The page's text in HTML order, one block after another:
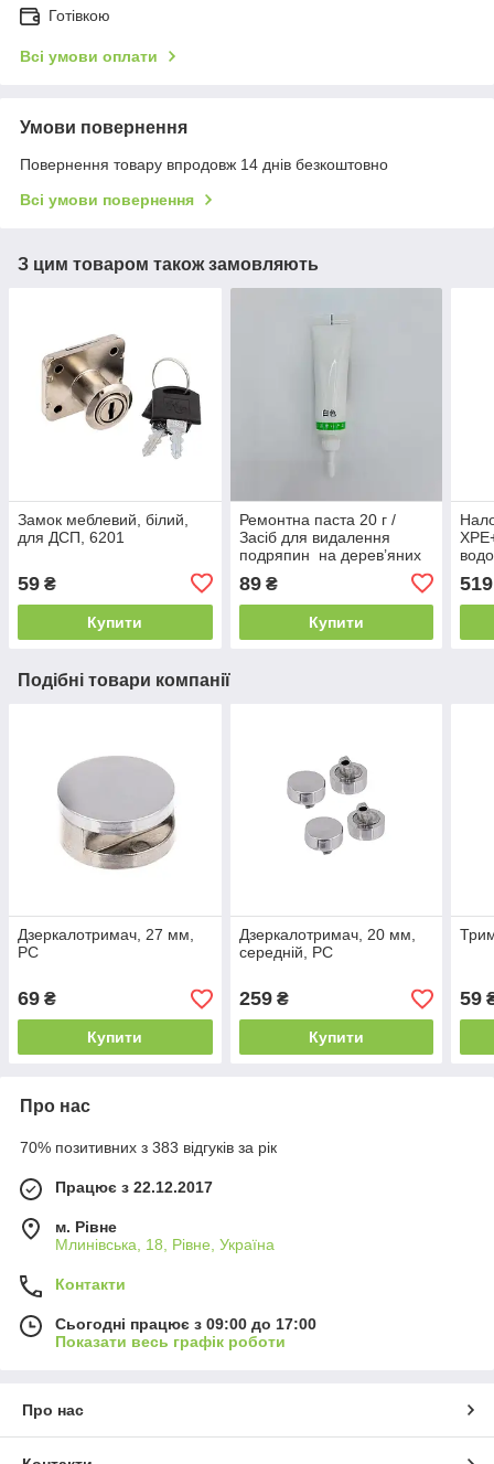
Готівкою
Всі умови оплати
Умови повернення
Повернення товару впродовж 14 днів безкоштовно
Всі умови повернення
З цим товаром також замовляють
Замок меблевий, білий,
для ДСП, 6201
59 ₴
Купити
Ремонтна паста 20 г /
Засіб для видалення
подряпин на дерев’яних
89₴
Купити
519
Подібні товари компанії
Дзеркалотримач, 27 мм,
PC
69 ₴
Купити
Дзеркалотримач, 20 мм,
середнiй, PC
259₴
Купити
59
Про нас
70% позитивних з 383 відгуків за рік
Працює з 22.12.2017
м. Рівне
Млинівська, 18, Рівне, Україна
Контакти
Сьогодні працює з 09:00 до 17:00
Показати весь графік роботи
Про нас